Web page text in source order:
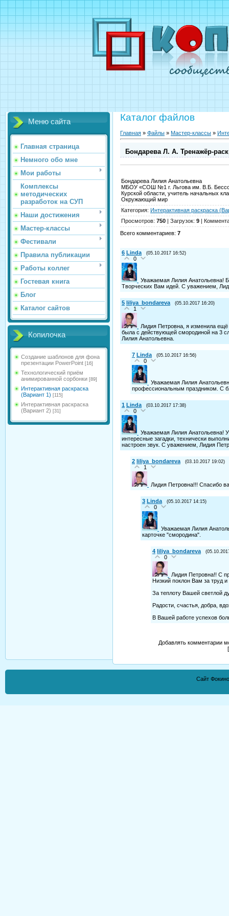
Меню сайта
Главная страница
Немного обо мне
Мои работы
Комплексы
методических
разработок на СУП
Наши достижения
Мастер-классы
Фестивали
Правила публикации
Работы коллег
Гостевая книга
Блог
Каталог сайтов
Копилочка
Создание шаблонов для фона
презентации PowerPoint [16]
Технологический приём
анимированной сорбонки [89]
Интерактивная раскраска
(Вариант 1) [115]
Интерактивная раскраска
(Вариант 2) [31]
Каталог файлов
Главная » Файлы » Мастер-классы »
Бондарева Л. А. Тренажёр-
Бондарева Лилия Анатольевна
МБОУ «СОШ №1 г. Льгова им. В.Б.
Курской области, учитель начальных
Окружающий мир
Категория: Интерактивная раскраска
Просмотров: 750 | Загрузок: 9 |
Всего комментариев: 7
6 Linda (05.10.2017 16:52)
0
Уважаемая Лилия Анатольевна!
Творческих Вам идей. С уважением,
5 liliya_bondareva (05.10.2017 16:20)
1
Лидия Петровна, я изменила ещё
была с действующей смородиной на 3
Лилия Анатольевна.
7 Linda (05.10.2017 16:56)
0
Уважаемая Лилия
профессиональным праздником. С
1 Linda (03.10.2017 17:38)
0
Уважаемая Лилия Анатольевна!
интересные загадки, технически
настроен звук. С уважением, Лидия
2 liliya_bondareva (03.10.2017 19:02)
1
Лидия Петровна!!! Спасибо
3 Linda (05.10.2017 14:15)
0
Уважаемая Лилия
карточке "смородина".
4 liliya_bondareva
0
Лидия Петровна!! С
Низкий поклон Вам за труд и
За теплоту Вашей светлой
Радости, счастья, добра,
В Вашей работе успехов
Добавлять комментарии
Сайт